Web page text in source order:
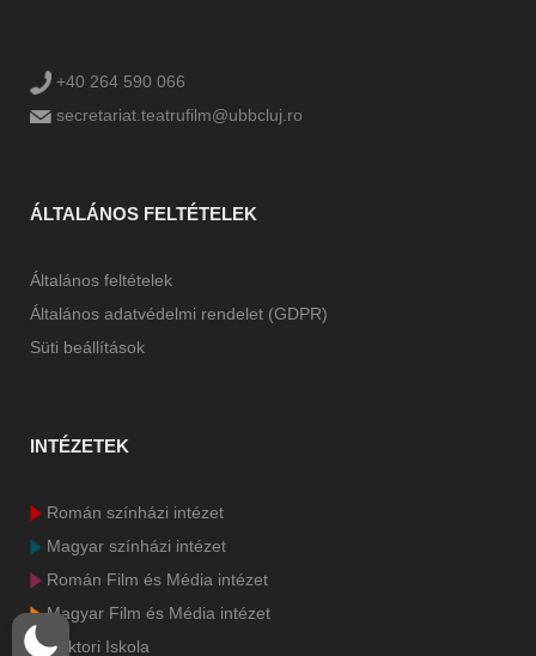
+40 264 590 066
secretariat.teatrufilm@ubbcluj.ro
ÁLTALÁNOS FELTÉTELEK
Általános feltételek
Általános adatvédelmi rendelet (GDPR)
Süti beállítások
INTÉZETEK
Román színházi intézet
Magyar színházi intézet
Román Film és Média intézet
Magyar Film és Média intézet
Doktori Iskola